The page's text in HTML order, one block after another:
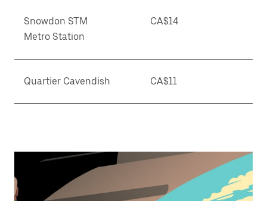
Snowdon STM
Metro Station
CA$14
Quartier Cavendish CA$11